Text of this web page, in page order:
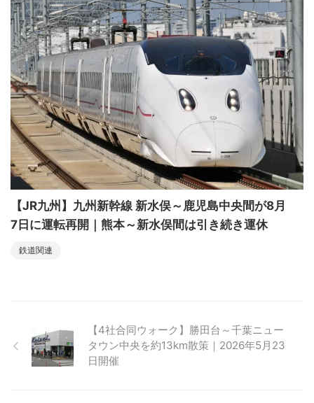
【JR九州】九州新幹線 新水俣～鹿児島中央間が8月
7日に運転再開｜熊本～新水俣間は引き続き運休
鉄道関連
【4社合同ウォーク】勝田台～千葉ニュー
タウン中央を約13km散策｜2026年5月23
日開催